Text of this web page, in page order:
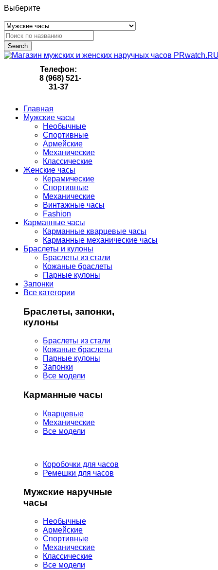
Выберите
Search
Телефон:
8 (968) 521-
31-37
Главная
Мужские часы
Необычные
Спортивные
Армейские
Механические
Классические
Женские часы
Керамические
Спортивные
Механические
Винтажные часы
Fashion
Карманные часы
Карманные кварцевые часы
Карманные механические часы
Браслеты и кулоны
Браслеты из стали
Кожаные браслеты
Парные кулоны
Запонки
Все категории
Браслеты, запонки,
кулоны
Браслеты из стали
Кожаные браслеты
Парные кулоны
Запонки
Все модели
Карманные часы
Кварцевые
Механические
Все модели
Коробочки для часов
Ремешки для часов
Мужские наручные
часы
Необычные
Армейские
Спортивные
Механические
Классические
Все модели